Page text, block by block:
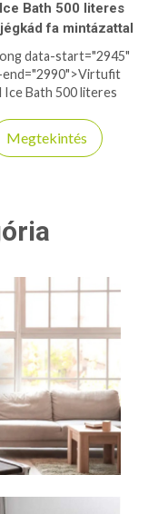
Bath 500 literes
fa mintázattal
data-start="2945"
end="2990">Virtufit
Ice Bath 500 literes
a gyors
és a
kapacitás lehetővé
teljes testes merülést.
kölcsönöz, így
hasznos, hanem
kiegészítője is lehet
vagy
Ideális
és aktív
élőknek. Ha
regenerációs
keresel, ez a jégkád
beválik!
Megtekintés